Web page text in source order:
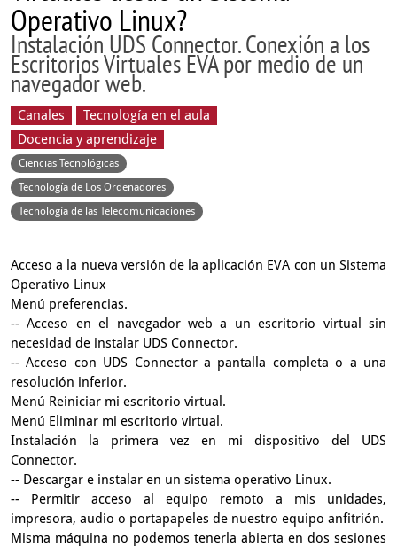
Operativo Linux?
Instalación UDS Connector. Conexión a los
Escritorios Virtuales EVA por medio de un
navegador web.
Canales
Tecnología en el aula
Docencia y aprendizaje
Ciencias Tecnológicas
Tecnología de Los Ordenadores
Tecnología de las Telecomunicaciones
Acceso a la nueva versión de la aplicación EVA con un Sistema
Operativo Linux
Menú preferencias.
-- Acceso en el navegador web a un escritorio virtual sin
necesidad de instalar UDS Connector.
-- Acceso con UDS Connector a pantalla completa o a una
resolución inferior.
Menú Reiniciar mi escritorio virtual.
Menú Eliminar mi escritorio virtual.
Instalación la primera vez en mi dispositivo del UDS
Connector.
-- Descargar e instalar en un sistema operativo Linux.
-- Permitir acceso al equipo remoto a mis unidades,
impresora, audio o portapapeles de nuestro equipo anfitrión.
Misma máquina no podemos tenerla abierta en dos sesiones